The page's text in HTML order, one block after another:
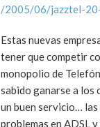
/2005/06/jazztel-
Estas nuevas
tener que competir
monopolio de
sabido ganarse a los
un buen servicio…
problemas en ADSL